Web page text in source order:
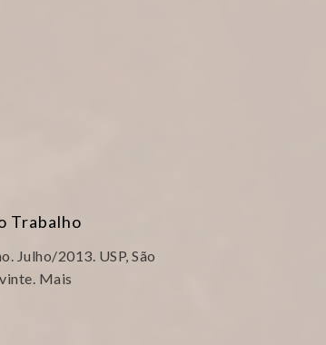
Trabalho
Julho/2013. USP, São
Mais